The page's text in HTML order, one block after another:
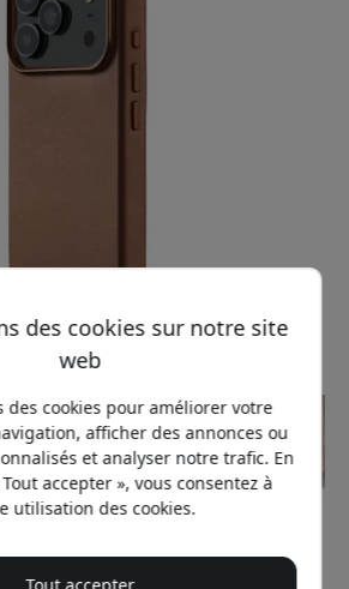
Prix conseillé
des cookies sur notre site
web
des cookies pour améliorer votre
afficher des annonces ou
et analyser notre trafic. En
accepter », vous consentez à
utilisation des cookies.
Tout accepter